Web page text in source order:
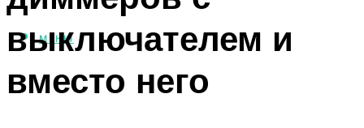
МЕНЮ
выключателем и
вместо него